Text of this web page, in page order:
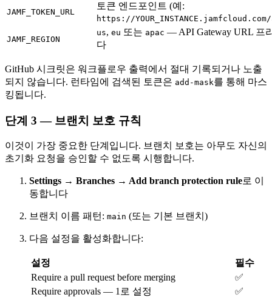
JAMF_TOKEN_URL
토큰 엔드포인트 (예:
https://
JAMF_REGION
us, eu 또는 apac — API Gateway URL 프
다
GitHub 시크릿은 워크플로우 출력에서 절대 기록되거나 노출
되지 않습니다. 런타임에 검색된 토큰은 add-mask를 통해 마스
킹됩니다.
단계 3 — 브랜치 보호 규칙
이것이 가장 중요한 단계입니다. 브랜치 보호는 아무도 자신의
초기화 요청을 승인할 수 없도록 시행합니다.
Settings → Branches → Add branch protection rule로 이
동합니다
브랜치 이름 패턴: main (또는 기본 브랜치)
다음 설정을 활성화합니다:
설정
필수
Require a pull request before merging
✅
Require approvals — 1로 설정
✅